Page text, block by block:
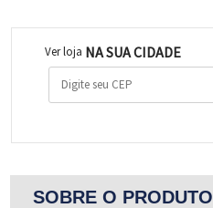
Ver loja NA SUA CIDADE
SOBRE O PRODUTO